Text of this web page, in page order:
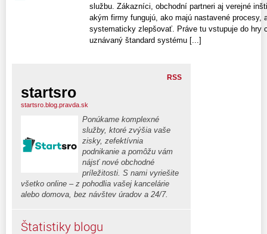
službu. Zákazníci, obchodní partneri aj verejné
akým firmy fungujú, ako majú nastavené procesy,
systematicky zlepšovať. Práve tu vstupuje do hry
uznávaný štandard systému [...]
RSS
startsro
startsro.blog.pravda.sk
Ponúkame komplexné
služby, ktoré zvýšia vaše
zisky, zefektívnia
podnikanie a pomôžu vám
nájsť nové obchodné
príležitosti. S nami vyriešite
všetko online – z pohodlia vašej kancelárie
alebo domova, bez návštev úradov a 24/7.
Štatistiky blogu